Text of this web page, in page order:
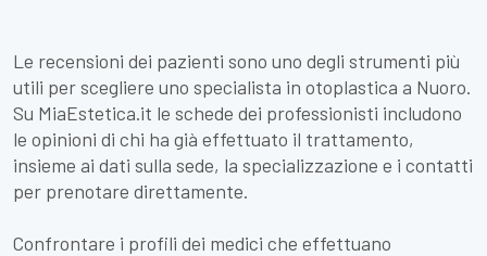
Le recensioni dei pazienti sono uno degli strumenti più
utili per scegliere uno specialista in otoplastica a Nuoro.
Su MiaEstetica.it le schede dei professionisti includono
le opinioni di chi ha già effettuato il trattamento,
insieme ai dati sulla sede, la specializzazione e i contatti
per prenotare direttamente.
Confrontare i profili dei medici che effettuano